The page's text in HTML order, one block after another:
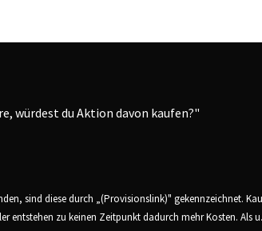
sind diese durch „(Provisionslink)" gekennzeichnet.
entstehen zu keinen Zeitpunkt dadurch mehr Kosten. Als